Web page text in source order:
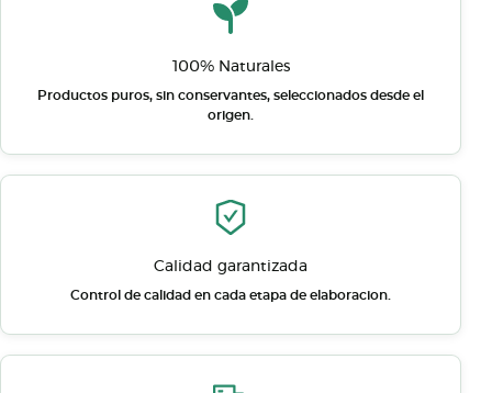
100% Naturales
Productos puros, sin conservantes, seleccionados desde el
origen.
Calidad garantizada
Control de calidad en cada etapa de elaboracion.